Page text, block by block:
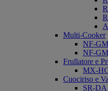
Multi-Cooker
NF-
NF-
Frullatore e
MX-
Cuociriso e
SR-